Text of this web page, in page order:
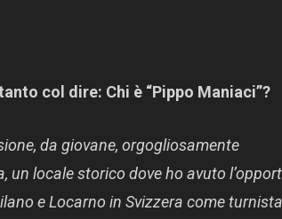
col dire: Chi è “Pippo Maniaci”?
da giovane, orgogliosamente
un locale storico dove ho avuto
e Locarno in Svizzera come